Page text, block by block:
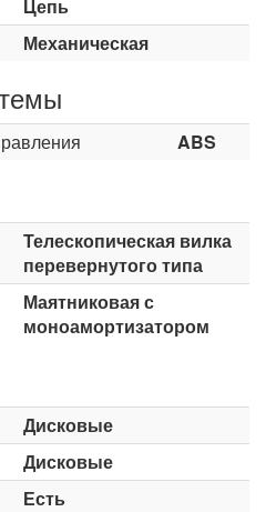
Цепь
Механическая
ABS
Телескопическая вилка
перевернутого типа
Маятниковая с
моноамортизатором
Дисковые
Дисковые
Есть